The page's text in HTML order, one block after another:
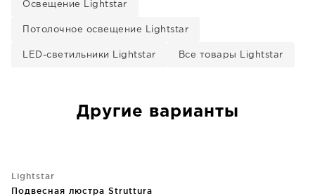
Освещение Lightstar
Потолочное освещение Lightstar
LED-светильники Lightstar Все товары Lightstar
Другие варианты
Lightstar
Подвесная люстра Struttura